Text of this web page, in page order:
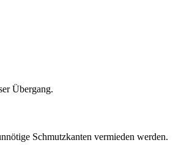
Übergang.
Schmutzkanten vermieden werden.